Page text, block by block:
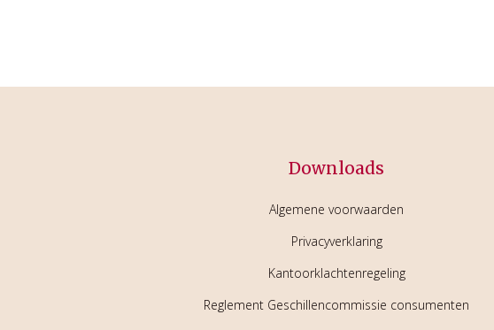
Downloads
Algemene voorwaarden
Privacyverklaring
Kantoorklachtenregeling
Reglement Geschillencommissie consumenten